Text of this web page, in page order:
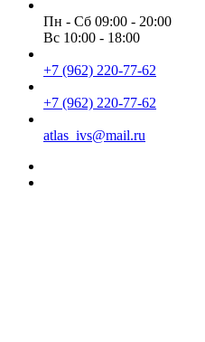
Пн - Сб 09:00 - 20:00
Вс 10:00 - 18:00
+7 (962) 220-77-62
+7 (962) 220-77-62
atlas_ivs@mail.ru